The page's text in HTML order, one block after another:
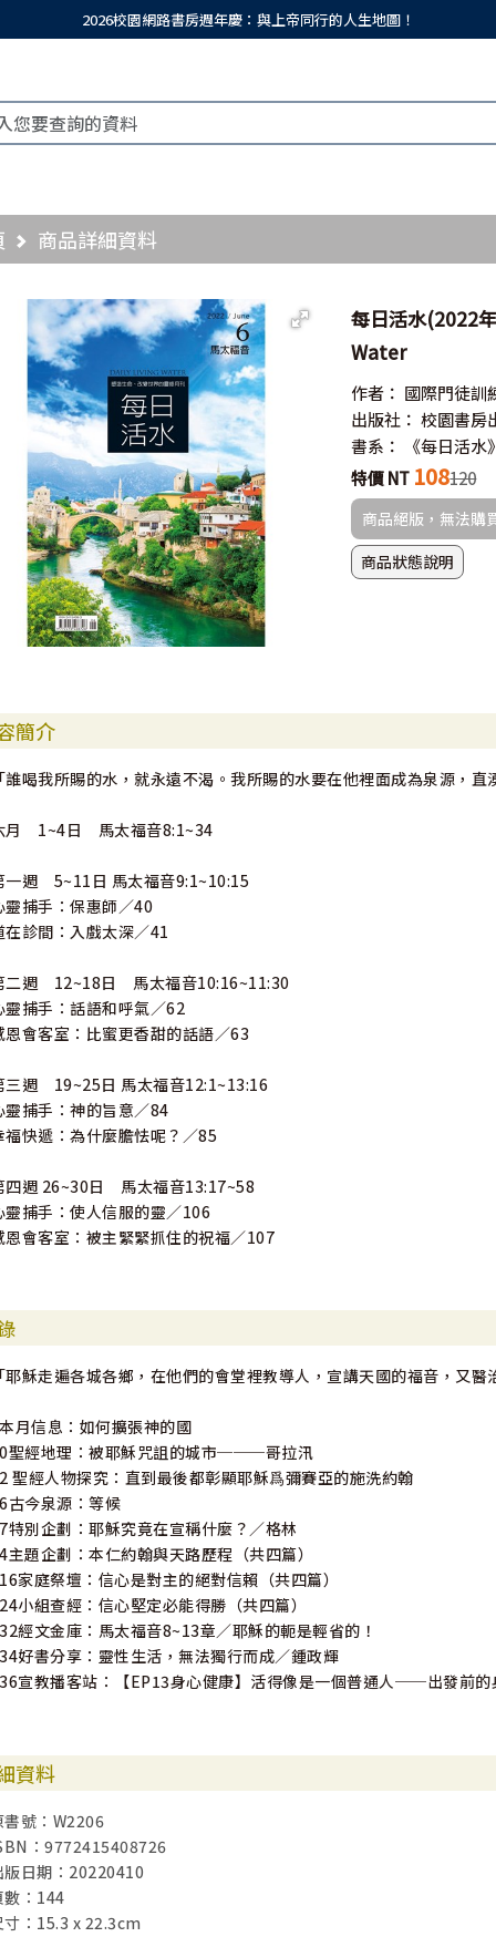
2026校園網路書房週年慶：與上帝同行的人生地圖！
商品詳細資料
每日活水(2022
Water
作者： 國際門徒訓
出版社： 校園書房
書系：
《每日活
特價 NT 108120
商品絕版，無法購
商品狀態說明
簡介
誰喝我所賜的水，就永遠不渴。我所賜的水要在他裡面成為泉源，
月 1~4日 馬太福音8:1~34
一週 5~11日 馬太福音9:1~10:15
靈捕手：保惠師／40
在診間：入戲太深／41
二週 12~18日 馬太福音10:16~11:30
靈捕手：話語和呼氣／62
恩會客室：比蜜更香甜的話語／63
三週 19~25日 馬太福音12:1~13:16
靈捕手：神的旨意／84
福快遞：為什麼膽怯呢？／85
四週 26~30日 馬太福音13:17~58
靈捕手：使人信服的靈／106
恩會客室：被主緊緊抓住的祝福／107
耶穌走遍各城各鄉，在他們的會堂裡教導人，宣講天國的福音，又
月信息：如何擴張神的國
聖經地理：被耶穌咒詛的城市───哥拉汛
聖經人物探究：直到最後都彰顯耶穌爲彌賽亞的施洗約翰
古今泉源：等候
特別企劃：耶穌究竟在宣稱什麼？／格林
主題企劃：本仁約翰與天路歷程（共四篇）
家庭祭壇：信心是對主的絕對信賴（共四篇）
小組查經：信心堅定必能得勝（共四篇）
經文金庫：馬太福音8~13章／耶穌的軛是輕省的！
好書分享：靈性生活，無法獨行而成／鍾政輝
宣教播客站：【EP13身心健康】活得像是一個普通人──出發前的
資料
書號：W2206
：9772415408726
版日期：20220410
數：144
寸：15.3 x 22.3cm